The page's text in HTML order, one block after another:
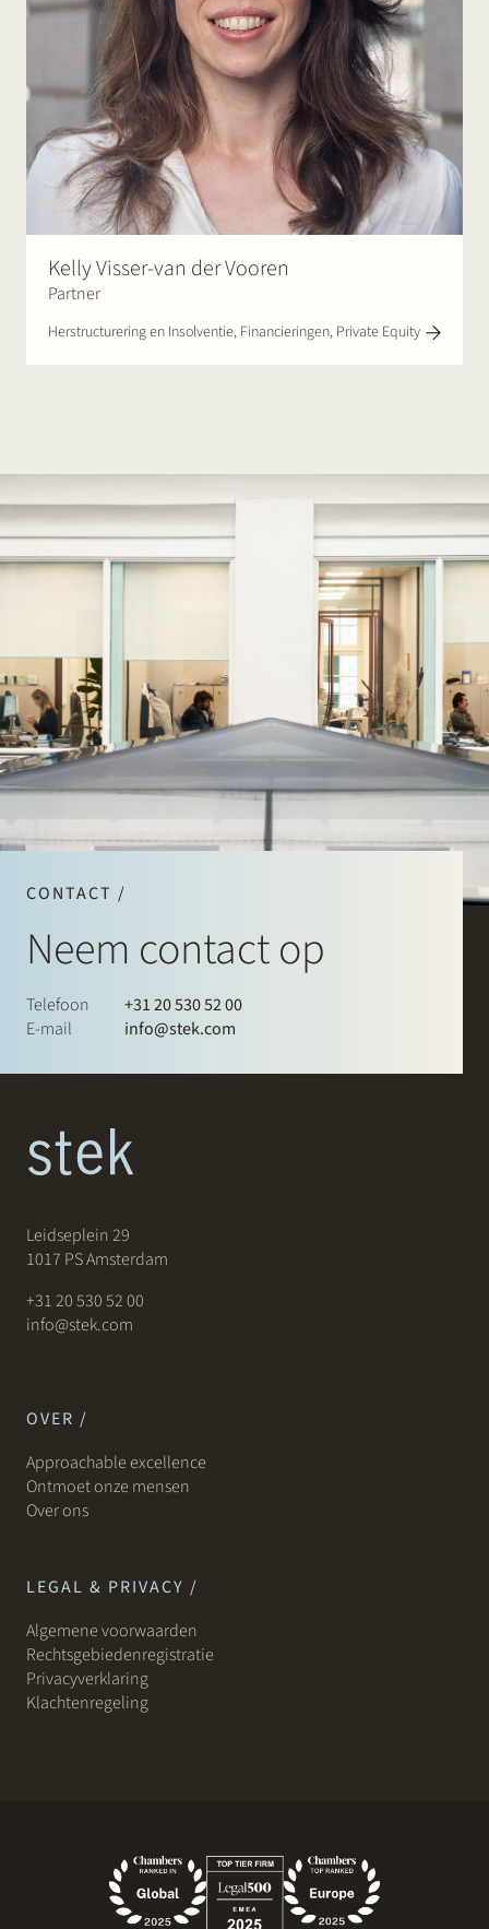
Kelly Visser-van der Vooren
Partner
Herstructurering en Insolventie, Financieringen, Private Equity
CONTACT /
Neem contact op
Telefoon
+31 20 530 52 00
E-mail
info@stek.com
Leidseplein 29
1017 PS Amsterdam
+31 20 530 52 00
info@stek.com
OVER /
Approachable excellence
Ontmoet onze mensen
Over ons
LEGAL & PRIVACY /
Algemene voorwaarden
Rechtsgebiedenregistratie
Privacyverklaring
Klachtenregeling